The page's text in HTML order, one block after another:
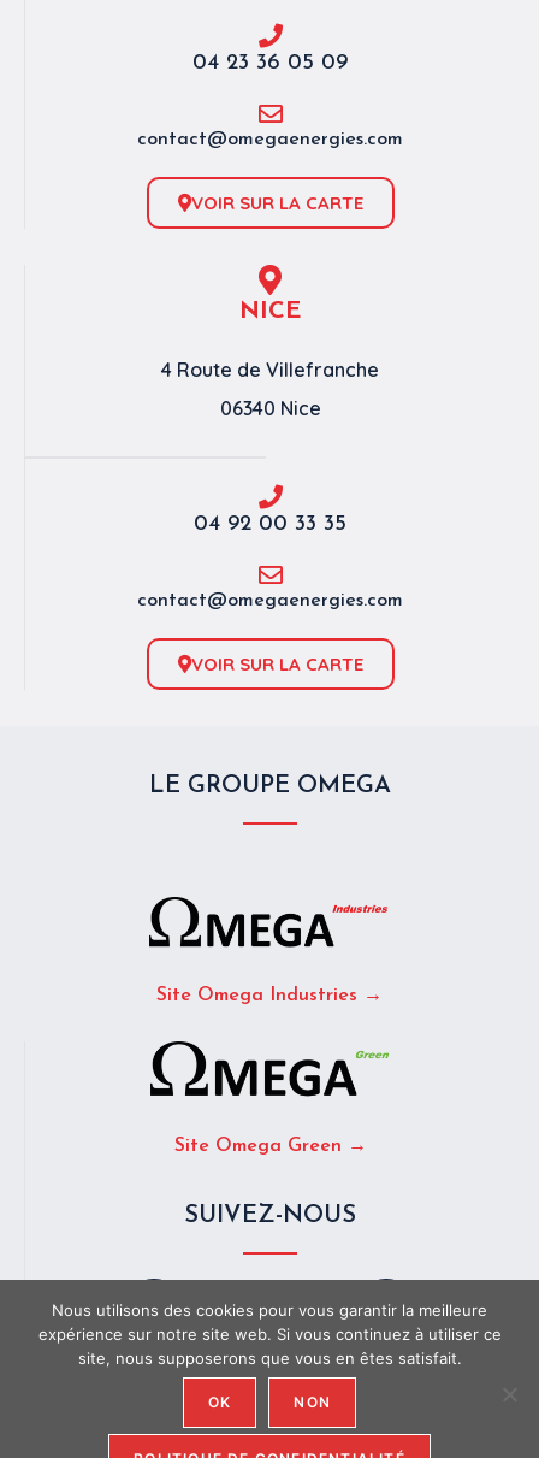
04 23 36 05 09
contact@omegaenergies.com
VOIR SUR LA CARTE
NICE
4 Route de Villefranche
06340 Nice
04 92 00 33 35
contact@omegaenergies.com
VOIR SUR LA CARTE
LE GROUPE OMEGA
Site Omega Industries →
Site Omega Green →
SUIVEZ-NOUS
LinkedIn
Nous utilisons des cookies pour vous garantir la meilleure
expérience sur notre site web. Si vous continuez à utiliser ce
site, nous supposerons que vous en êtes satisfait.
OK NON